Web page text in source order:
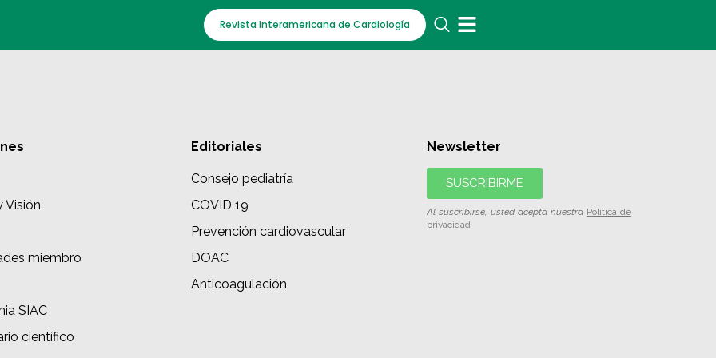
Revista Interamericana de Cardiología
Visión
miembro
SIAC
científico
Editoriales
Consejo pediatría
COVID 19
Prevención cardiovascular
DOAC
Anticoagulación
Newsletter
SUSCRIBIRME
Al suscribirse, usted acepta nuestra Política de
privacidad